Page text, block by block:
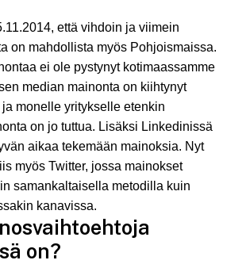
että vihdoin ja viimein
on mahdollista myös Pohjoismaissa.
ei ole pystynyt kotimaassamme
median mainonta on kiihtynyt
monelle yritykselle etenkin
on jo tuttua. Lisäksi Linkedinissä
aikaa tekemään mainoksia. Nyt
myös Twitter, jossa mainokset
samankaltaisella metodilla kuin
kanavissa.
on?